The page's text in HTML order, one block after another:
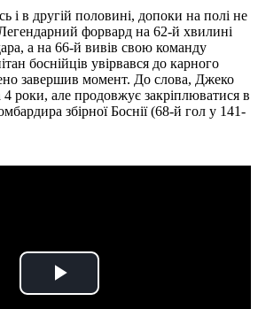
і в другій половині, допоки на полі не
форвард на 62-й хвилині
а на 66-й вивів свою команду
боснійців увірвався до карного
завершив момент. До слова, Джеко
роки, але продовжує закріплюватися в
збірної Боснії (68-й гол у 141-
Play